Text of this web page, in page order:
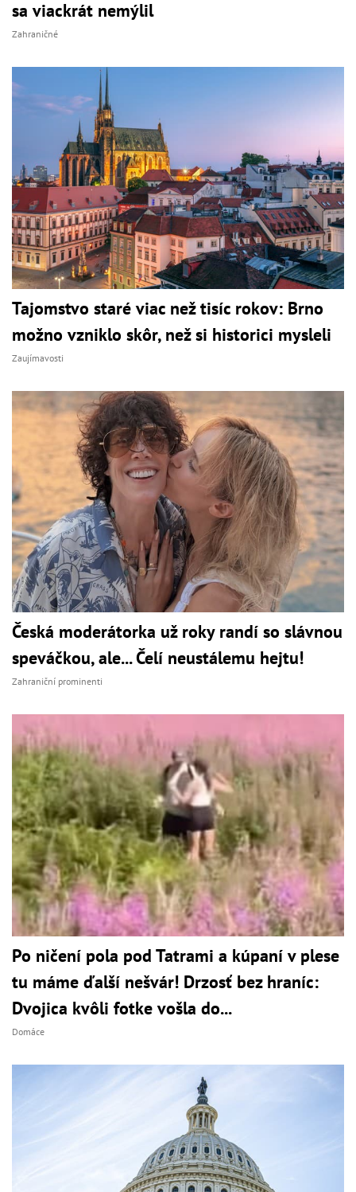
sa viackrát nemýlil
Zahraničné
Tajomstvo staré viac než tisíc rokov: Brno
možno vzniklo skôr, než si historici mysleli
Zaujímavosti
Česká moderátorka už roky randí so slávnou
speváčkou, ale... Čelí neustálemu hejtu!
Zahraniční prominenti
Po ničení pola pod Tatrami a kúpaní v plese
tu máme ďalší nešvár! Drzosť bez hraníc:
Dvojica kvôli fotke vošla do...
Domáce